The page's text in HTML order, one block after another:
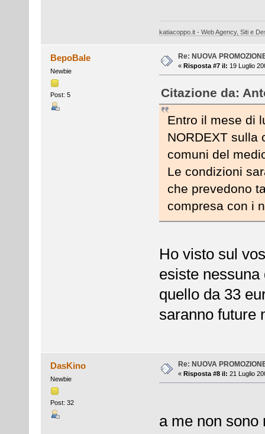
katiacoppo.it - Web Agency, Siti e
BepoBale
Newbie
Post: 5
Re: NUOVA
« Risposta #7 il: 19 Luglio
Citazione da:
Entro il mese di
NORDEXT sulla
comuni del
Le condizioni
che prevedono
compresa con i
Ho visto sul
esiste
quello da 33
saranno
DasKino
Newbie
Post: 32
Re: NUOVA
« Risposta #8 il: 21 Luglio
a me non